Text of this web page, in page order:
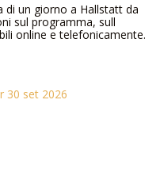
di un giorno a Hallstatt da
sul programma, sull
online e telefonicamente.
30 set 2026